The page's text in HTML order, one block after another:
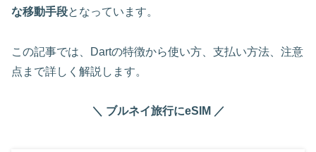
な移動手段となっています。
この記事では、Dartの特徴から使い方、支払い方法、注意
点まで詳しく解説します。
＼ ブルネイ旅行にeSIM ／